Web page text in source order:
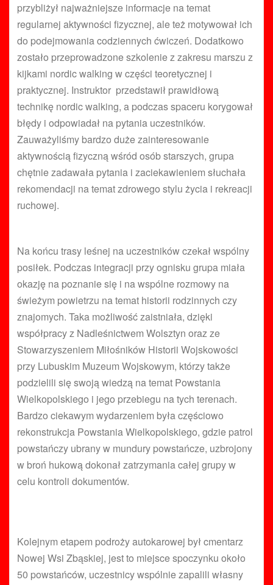
przybliżył najważniejsze informacje na temat
regularnej aktywności fizycznej, ale też motywował ich
do podejmowania codziennych ćwiczeń. Dodatkowo
zostało przeprowadzone szkolenie z zakresu marszu z
kijkami nordic walking w części teoretycznej i
praktycznej. Instruktor przedstawił prawidłową
technikę nordic walking, a podczas spaceru korygował
błędy i odpowiadał na pytania uczestników.
Zauważyliśmy bardzo duże zainteresowanie
aktywnością fizyczną wśród osób starszych, grupa
chętnie zadawała pytania i zaciekawieniem słuchała
rekomendacji na temat zdrowego stylu życia i rekreacji
ruchowej.
Na końcu trasy leśnej na uczestników czekał wspólny
posiłek. Podczas integracji przy ognisku grupa miała
okazję na poznanie się i na wspólne rozmowy na
świeżym powietrzu na temat historii rodzinnych czy
znajomych. Taka możliwość zaistniała, dzięki
współpracy z Nadleśnictwem Wolsztyn oraz ze
Stowarzyszeniem Miłośników Historii Wojskowości
przy Lubuskim Muzeum Wojskowym, którzy także
podzielili się swoją wiedzą na temat Powstania
Wielkopolskiego i jego przebiegu na tych terenach.
Bardzo ciekawym wydarzeniem była częściowo
rekonstrukcja Powstania Wielkopolskiego, gdzie patrol
powstańczy ubrany w mundury powstańcze, uzbrojony
w broń hukową dokonał zatrzymania całej grupy w
celu kontroli dokumentów.
Kolejnym etapem podroży autokarowej był cmentarz
Nowej Wsi Zbąskiej, jest to miejsce spoczynku około
50 powstańców, uczestnicy wspólnie zapalili własny